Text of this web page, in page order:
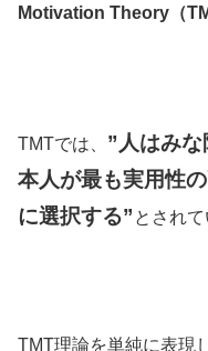
Motivation Theory（
TMTでは、 ”人はみな
本人が最も実用性
に選択する” とされて
TMT理論を単純に表現